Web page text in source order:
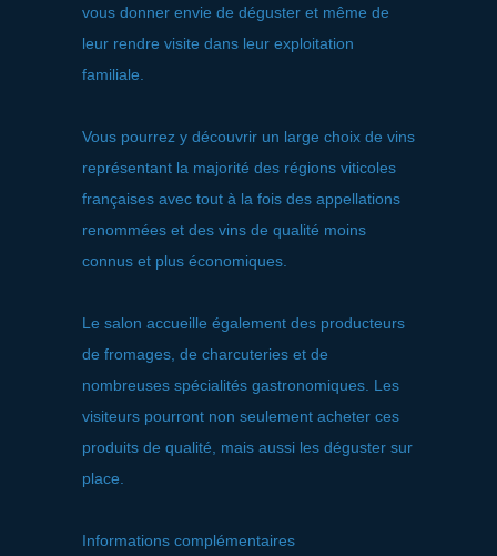
vous donner envie de déguster et même de
leur rendre visite dans leur exploitation
familiale.
Vous pourrez y découvrir un large choix de vins
représentant la majorité des régions viticoles
françaises avec tout à la fois des appellations
renommées et des vins de qualité moins
connus et plus économiques.
Le salon accueille également des producteurs
de fromages, de charcuteries et de
nombreuses spécialités gastronomiques. Les
visiteurs pourront non seulement acheter ces
produits de qualité, mais aussi les déguster sur
place.
Informations complémentaires